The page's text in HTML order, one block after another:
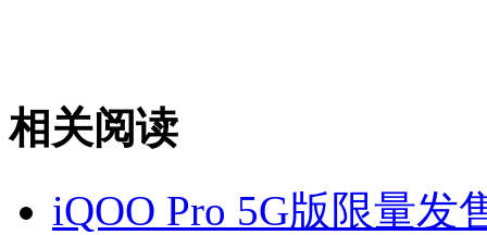
相关阅读
iQOO Pro 5G版限量发